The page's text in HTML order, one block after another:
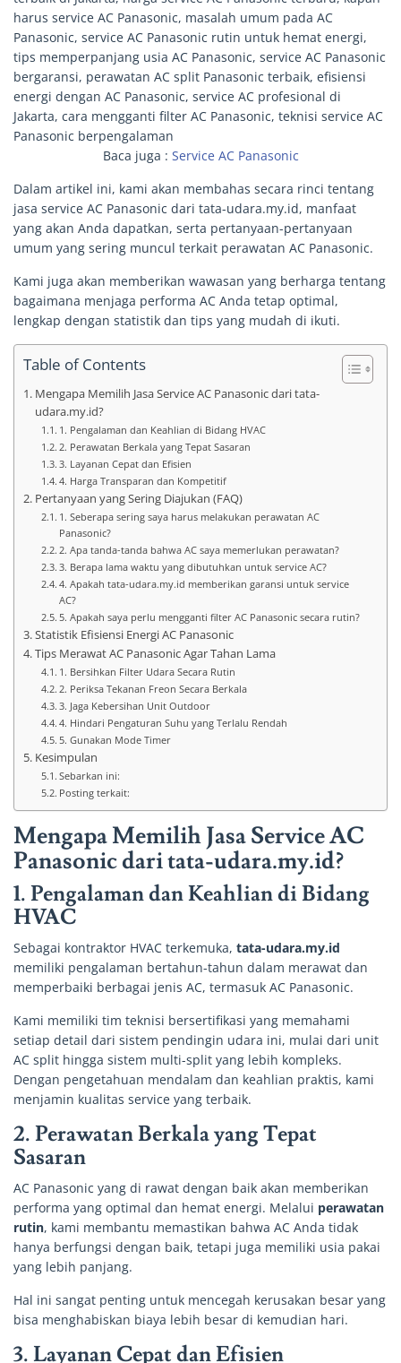
Baca juga : Service AC Panasonic
Dalam artikel ini, kami akan membahas secara rinci tentang
jasa service AC Panasonic dari tata-udara.my.id, manfaat
yang akan Anda dapatkan, serta pertanyaan-pertanyaan
umum yang sering muncul terkait perawatan AC Panasonic.
Kami juga akan memberikan wawasan yang berharga tentang
bagaimana menjaga performa AC Anda tetap optimal,
lengkap dengan statistik dan tips yang mudah di ikuti.
Table of Contents
Mengapa Memilih Jasa Service AC Panasonic dari tata-
udara.my.id?
1. Pengalaman dan Keahlian di Bidang HVAC
2. Perawatan Berkala yang Tepat Sasaran
3. Layanan Cepat dan Efisien
4. Harga Transparan dan Kompetitif
Pertanyaan yang Sering Diajukan (FAQ)
1. Seberapa sering saya harus melakukan perawatan AC
Panasonic?
2. Apa tanda-tanda bahwa AC saya memerlukan perawatan?
3. Berapa lama waktu yang dibutuhkan untuk service AC?
4. Apakah tata-udara.my.id memberikan garansi untuk service
AC?
5. Apakah saya perlu mengganti filter AC Panasonic secara rutin?
Statistik Efisiensi Energi AC Panasonic
Tips Merawat AC Panasonic Agar Tahan Lama
1. Bersihkan Filter Udara Secara Rutin
2. Periksa Tekanan Freon Secara Berkala
3. Jaga Kebersihan Unit Outdoor
4. Hindari Pengaturan Suhu yang Terlalu Rendah
5. Gunakan Mode Timer
Kesimpulan
Sebarkan ini:
Posting terkait:
Mengapa Memilih Jasa Service AC
Panasonic dari tata-udara.my.id?
1.Pengalaman dan Keahlian di Bidang
HVAC
Sebagai kontraktor HVAC terkemuka, tata-udara.my.id
memiliki pengalaman bertahun-tahun dalam merawat dan
memperbaiki berbagai jenis AC, termasuk AC Panasonic.
Kami memiliki tim teknisi bersertifikasi yang memahami
setiap detail dari sistem pendingin udara ini, mulai dari unit
AC split hingga sistem multi-split yang lebih kompleks.
Dengan pengetahuan mendalam dan keahlian praktis, kami
menjamin kualitas service yang terbaik.
2.Perawatan Berkala yang Tepat
Sasaran
AC Panasonic yang di rawat dengan baik akan memberikan
performa yang optimal dan hemat energi. Melalui perawatan
rutin, kami membantu memastikan bahwa AC Anda tidak
hanya berfungsi dengan baik, tetapi juga memiliki usia pakai
yang lebih panjang.
Hal ini sangat penting untuk mencegah kerusakan besar yang
bisa menghabiskan biaya lebih besar di kemudian hari.
3.Layanan Cepat dan Efisien